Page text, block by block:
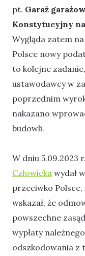
pt. Garaż
Konstytucyjny
Wygląda zatem
Polsce nowy
to kolejne
ustawodawcy w
poprzednim
nakazano
budowli.
W dniu 5.09.2023 r.
Człowieka wydał
przeciwko
wskazał, że
powszechne
wypłaty
odszkodowania z